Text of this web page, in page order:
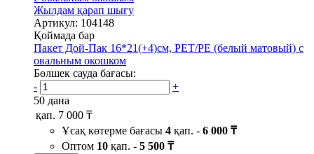
Жылдам қарап шығу
Артикул: 104148
Қоймада бар
Пакет Дой-Пак 16*21(+4)см, PET/PE (белый матовый) с
овальным окошком
Бөлшек сауда бағасы:
-
+
50 дана
қап. 7 000 ₸
Ұсақ көтерме бағасы 4 қап. - 6 000 ₸
Оптом 10 қап. - 5 500 ₸